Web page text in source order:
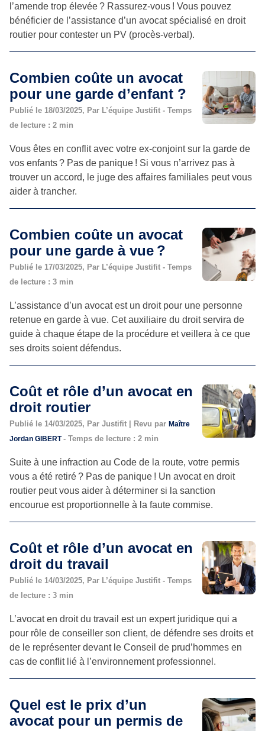
l’amende trop élevée ? Rassurez-vous ! Vous pouvez
bénéficier de l’assistance d’un avocat spécialisé en droit
routier pour contester un PV (procès-verbal).
Combien coûte un avocat
pour une garde d’enfant ?
Publié le 18/03/2025, Par L’équipe Justifit - Temps
de lecture : 2 min
Vous êtes en conflit avec votre ex-conjoint sur la garde de
vos enfants ? Pas de panique ! Si vous n’arrivez pas à
trouver un accord, le juge des affaires familiales peut vous
aider à trancher.
Combien coûte un avocat
pour une garde à vue ?
Publié le 17/03/2025, Par L’équipe Justifit - Temps
de lecture : 3 min
L’assistance d’un avocat est un droit pour une personne
retenue en garde à vue. Cet auxiliaire du droit servira de
guide à chaque étape de la procédure et veillera à ce que
ses droits soient défendus.
Coût et rôle d’un avocat en
droit routier
Publié le 14/03/2025, Par Justifit | Revu par Maître
Jordan GIBERT- Temps de lecture : 2 min
Suite à une infraction au Code de la route, votre permis
vous a été retiré ? Pas de panique ! Un avocat en droit
routier peut vous aider à déterminer si la sanction
encourue est proportionnelle à la faute commise.
Coût et rôle d’un avocat en
droit du travail
Publié le 14/03/2025, Par L’équipe Justifit - Temps
de lecture : 3 min
L’avocat en droit du travail est un expert juridique qui a
pour rôle de conseiller son client, de défendre ses droits et
de le représenter devant le Conseil de prud’hommes en
cas de conflit lié à l’environnement professionnel.
Quel est le prix d’un
avocat pour un permis de